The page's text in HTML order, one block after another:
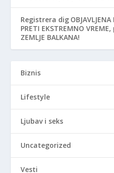
Registrera dig
PRETI EKSTREMNO
ZEMLJE BALKANA!
Biznis
Lifestyle
Ljubav i seks
Uncategorized
Vesti